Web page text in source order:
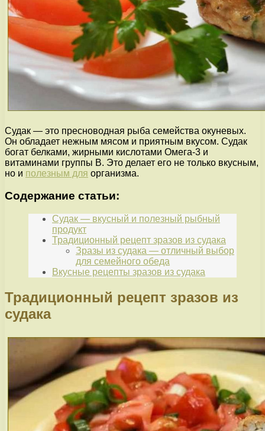
Судак — это пресноводная рыба семейства окуневых.
Он обладает нежным мясом и приятным вкусом. Судак
богат белками, жирными кислотами Омега-3 и
витаминами группы В. Это делает его не только вкусным,
но и полезным для организма.
Содержание статьи:
Судак — вкусный и полезный рыбный
продукт
Традиционный рецепт зразов из судака
Зразы из судака — отличный выбор
для семейного обеда
Вкусные рецепты зразов из судака
Традиционный рецепт зразов из
судака